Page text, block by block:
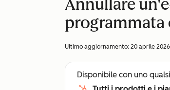
Annullare
programmata
Ultimo aggiornamento: 20 aprile 2026
Disponibile con uno